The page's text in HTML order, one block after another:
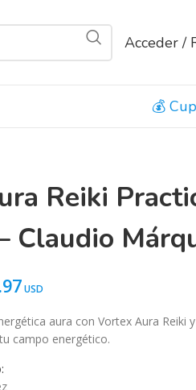
Acceder /
Reiki
Claudio
aura con Vortex Aura Reiki
campo energético.